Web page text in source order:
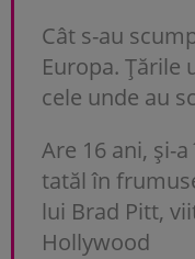
Cât s-au
Europa. Țările
cele unde au
Are 16 ani, și-
tatăl în
lui Brad Pitt,
Hollywood